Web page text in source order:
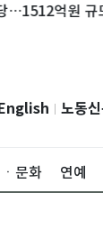
억원 규모 '
노동
문화 연예